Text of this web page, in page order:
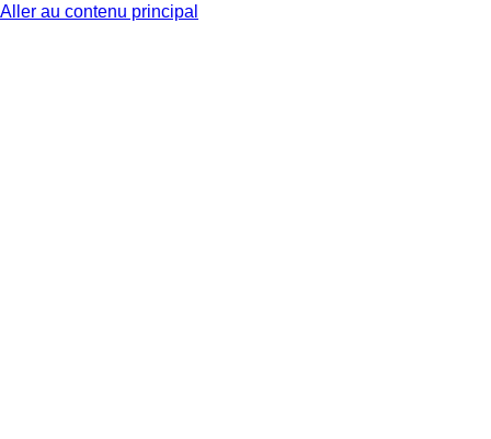
Aller au contenu principal